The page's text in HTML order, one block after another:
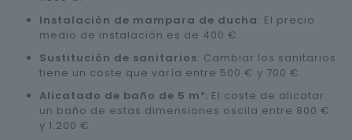
Instalación de mampara de ducha: El precio
medio de instalación es de 400 €.
Sustitución de sanitarios: Cambiar los sanitarios
tiene un coste que varía entre 500 € y 700 €.
Alicatado de baño de 5 m²: El coste de alicatar
un baño de estas dimensiones oscila entre 800 €
y 1.200 €.